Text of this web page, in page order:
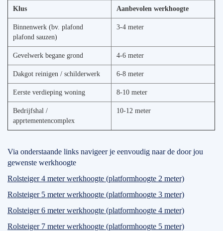
Klus Aanbevolen werkhoogte
Binnenwerk (bv. plafond
plafond sauzen)
3-4 meter
Gevelwerk begane grond 4-6 meter
Dakgot reinigen / schilderwerk 6-8 meter
Eerste verdieping woning 8-10 meter
Bedrijfshal /
apprtementencomplex
10-12 meter
Via onderstaande links navigeer je eenvoudig naar de door jou
gewenste werkhoogte
Rolsteiger 4 meter werkhoogte (platformhoogte 2 meter)
Rolsteiger 5 meter werkhoogte (platformhoogte 3 meter)
Rolsteiger 6 meter werkhoogte (platformhoogte 4 meter)
Rolsteiger 7 meter werkhoogte (platformhoogte 5 meter)